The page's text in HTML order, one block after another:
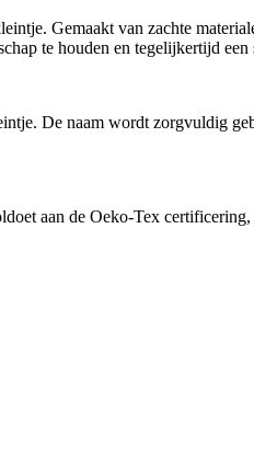
Gemaakt van zachte
te houden en tegelijkertijd
De naam wordt zorgvuldig
aan de Oeko-Tex